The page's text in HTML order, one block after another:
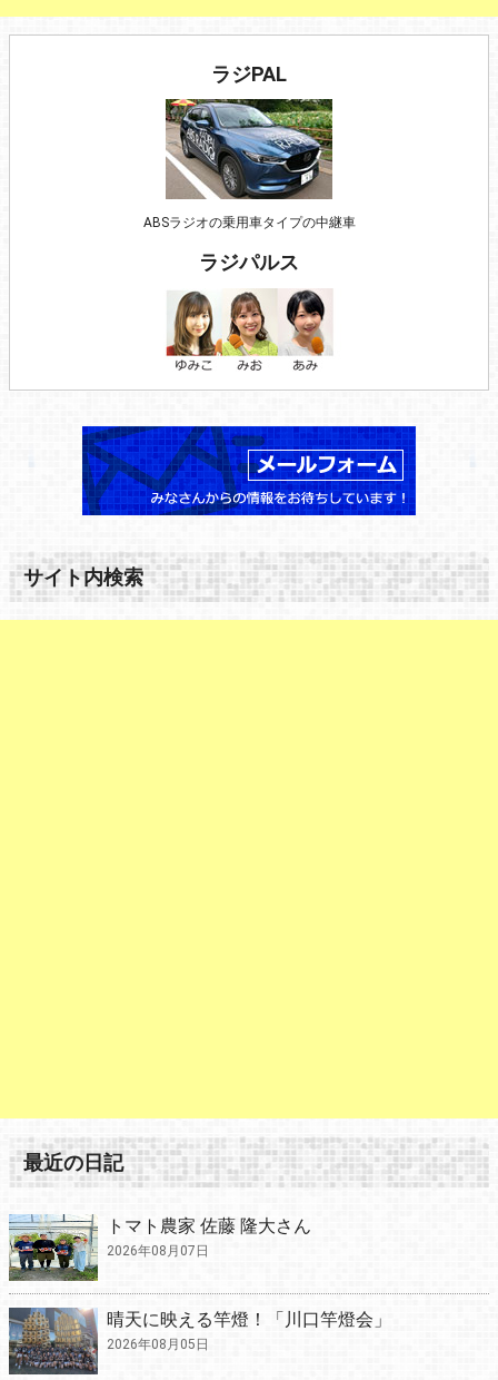
ラジPAL
ABSラジオの乗用車タイプの中継車
ラジパルス
サイト内検索
最近の日記
トマト農家 佐藤 隆大さん
2026年08月07日
晴天に映える竿燈！「川口竿燈会」
2026年08月05日